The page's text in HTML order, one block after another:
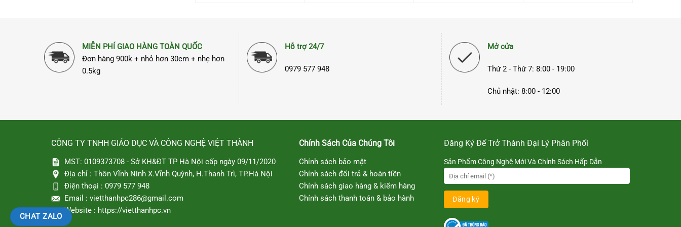
MIỄN PHÍ GIAO HÀNG TOÀN QUỐC
Đơn hàng 900k + nhỏ hơn 30cm + nhẹ hơn
0.5kg
Hỗ trợ 24/7
0979 577 948
Mở cửa
Thứ 2 - Thứ 7: 8:00 - 19:00
Chủ nhật: 8:00 - 12:00
CÔNG TY TNHH GIÁO DỤC VÀ CÔNG NGHỆ VIỆT THÀNH
MST: 0109373708 - Sở KH&ĐT TP Hà Nội cấp ngày 09/11/2020
Địa chỉ : Thôn Vĩnh Ninh X.Vĩnh Quỳnh, H.Thanh Trì, TP.Hà Nội
Điện thoại : 0979 577 948
Email : vietthanhpc286@gmail.com
Website : https://vietthanhpc.vn
Chính Sách Của Chúng Tôi
Chính sách bảo mật
Chính sách đổi trả & hoàn tiền
Chính sách giao hàng & kiểm hàng
Chính sách thanh toán & bảo hành
Đăng Ký Để Trở Thành Đại Lý Phân Phối
Sản Phẩm Công Nghệ Mới Và Chính Sách Hấp Dẫn
CHAT ZALO